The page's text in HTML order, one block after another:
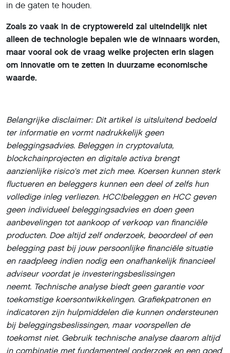
in de gaten te houden.
Zoals zo vaak in de cryptowereld zal uiteindelijk niet
alleen de technologie bepalen wie de winnaars worden,
maar vooral ook de vraag welke projecten erin slagen
om innovatie om te zetten in duurzame economische
waarde.
Belangrijke disclaimer: Dit artikel is uitsluitend bedoeld
ter informatie en vormt nadrukkelijk geen
beleggingsadvies. Beleggen in cryptovaluta,
blockchainprojecten en digitale activa brengt
aanzienlijke risico's met zich mee. Koersen kunnen sterk
fluctueren en beleggers kunnen een deel of zelfs hun
volledige inleg verliezen. HCC!beleggen en HCC geven
geen individueel beleggingsadvies en doen geen
aanbevelingen tot aankoop of verkoop van financiële
producten. Doe altijd zelf onderzoek, beoordeel of een
belegging past bij jouw persoonlijke financiële situatie
en raadpleeg indien nodig een onafhankelijk financieel
adviseur voordat je investeringsbeslissingen
neemt. Technische analyse biedt geen garantie voor
toekomstige koersontwikkelingen. Grafiekpatronen en
indicatoren zijn hulpmiddelen die kunnen ondersteunen
bij beleggingsbeslissingen, maar voorspellen de
toekomst niet. Gebruik technische analyse daarom altijd
in combinatie met fundamenteel onderzoek en een goed